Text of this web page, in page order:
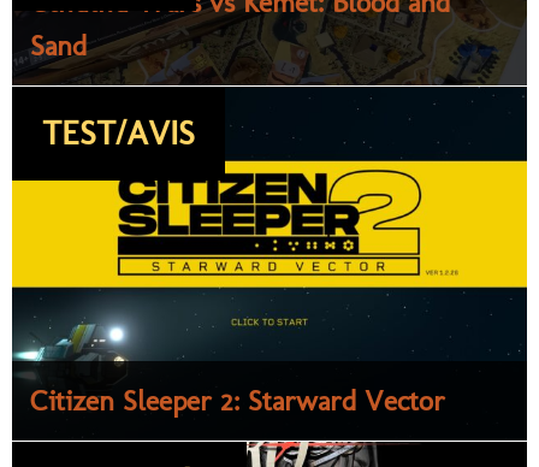
Sand
TEST/AVIS
Citizen Sleeper 2: Starward Vector